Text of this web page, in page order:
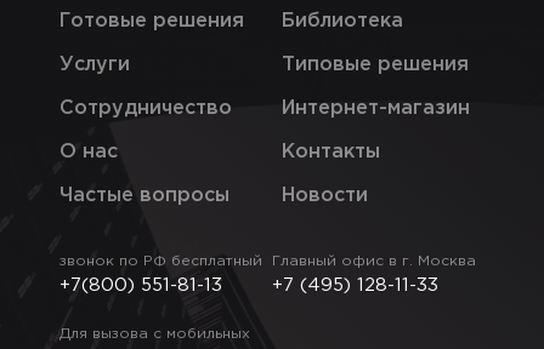
Готовые решения
Услуги
Сотрудничество
О нас
Частые вопросы
Библиотека
Типовые решения
Интернет-магазин
Контакты
Новости
звонок по РФ бесплатный
+7(800) 551-81-13
Главный офис в г. Москва
+7 (495) 128-11-33
Для вызова с мобильных